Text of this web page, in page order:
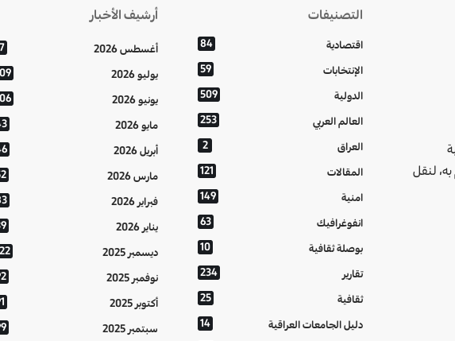
لنقل
التصنيفات
اقتصادية 84
الإنتخابات 59
الدولية 509
العالم العربي 253
العراق 2
المقالات 121
امنية 149
انفوغرافيك 63
بوصلة ثقافية 10
تقارير 234
ثقافية 25
دليل الجامعات العراقية 14
أرشيف الأخبار
أغسطس 2026
يوليو 2026
يونيو 2026
مايو 2026
أبريل 2026
مارس 2026
فبراير 2026
يناير 2026
ديسمبر 2025
نوفمبر 2025
أكتوبر 2025
سبتمبر 2025